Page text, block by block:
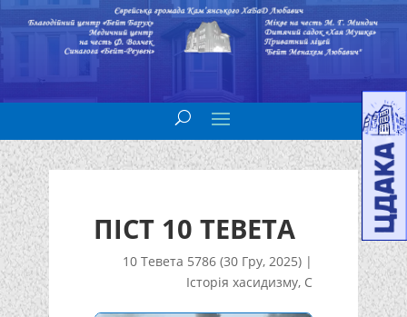
ПІСТ 10 ТЕВЕТА
10 Тевета 5786 (30 Гру, 2025) |
Історія хасидизму, С